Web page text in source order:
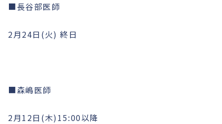
■長谷部医師
2月24日(火) 終日
■森嶋医師
2月12日(木)15:00以降